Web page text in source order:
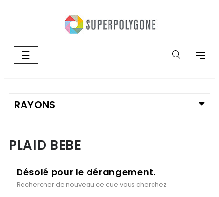
Basculer
la
☰
PLAID BEBE
Désolé pour le dérangement.
Rechercher de nouveau ce que vous cherchez